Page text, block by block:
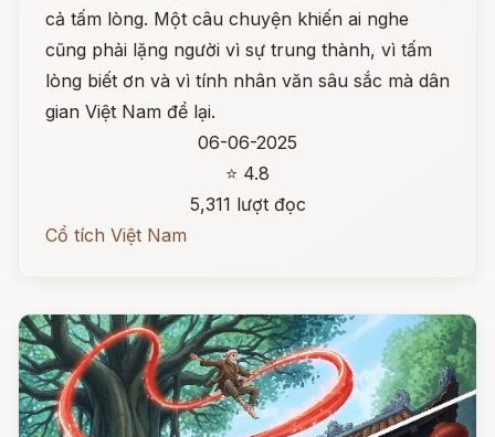
cả tấm lòng. Một câu chuyện khiến ai nghe
cũng phải lặng người vì sự trung thành, vì tấm
lòng biết ơn và vì tính nhân văn sâu sắc mà dân
gian Việt Nam để lại.
06-06-2025
⭐ 4.8
5,311 lượt đọc
Cổ tích Việt Nam